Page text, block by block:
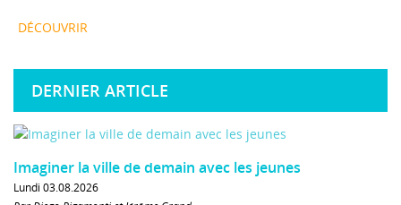
DÉCOUVRIR
DERNIER ARTICLE
Imaginer la ville de demain avec les jeunes
Lundi 03.08.2026